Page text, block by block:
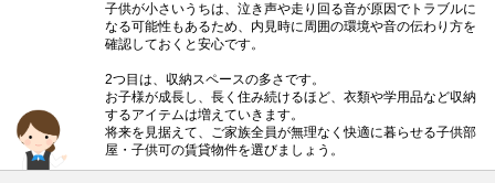
子供が小さいうちは、泣き声や走り回る音が原因でトラブルに
なる可能性もあるため、内見時に周囲の環境や音の伝わり方を
確認しておくと安心です。
2つ目は、収納スペースの多さです。
お子様が成長し、長く住み続けるほど、衣類や学用品など収納
するアイテムは増えていきます。
将来を見据えて、ご家族全員が無理なく快適に暮らせる子供部
屋・子供可の賃貸物件を選びましょう。